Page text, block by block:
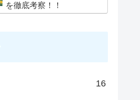
を徹底考察！！
16